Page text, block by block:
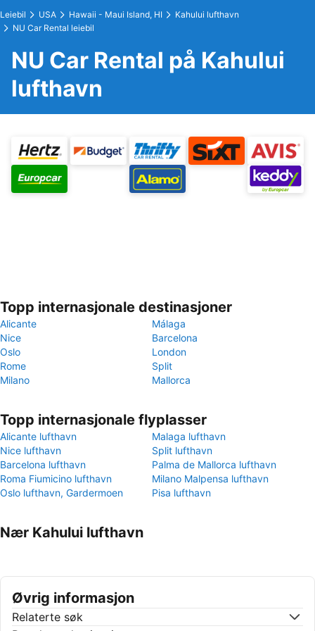
Leiebil USA Hawaii - Maui Island, HI
Kahului lufthavn
NU Car Rental leiebil
NU Car Rental på Kahului
lufthavn
Topp internasjonale destinasjoner
Alicante
Málaga
Nice
Barcelona
Oslo
London
Rome
Split
Milano
Mallorca
Topp internasjonale flyplasser
Alicante lufthavn
Malaga lufthavn
Nice lufthavn
Split lufthavn
Barcelona lufthavn
Palma de Mallorca lufthavn
Roma Fiumicino lufthavn
Milano Malpensa lufthavn
Oslo lufthavn, Gardermoen
Pisa lufthavn
Nær Kahului lufthavn
Øvrig informasjon
Relaterte søk